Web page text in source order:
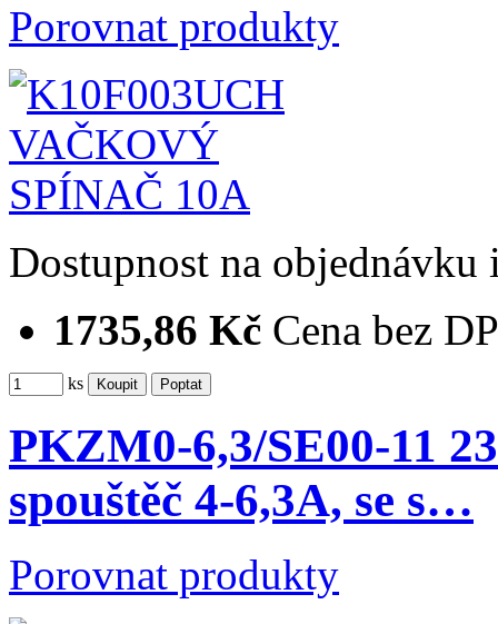
Porovnat produkty
Dostupnost na objednávku
1735,86 Kč Cena bez
ks
PKZM0-6,3/SE00-11
spouštěč 4-6,3A, se s…
Porovnat produkty